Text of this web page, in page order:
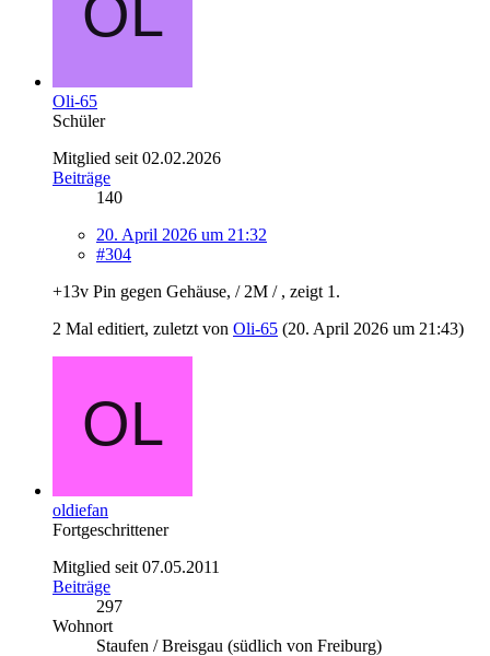
Oli-65
Schüler
Mitglied seit 02.02.2026
Beiträge
140
20. April 2026 um 21:32
#304
+13v Pin gegen Gehäuse, / 2M / , zeigt 1.
2 Mal editiert, zuletzt von Oli-65 (20. April 2026 um 21:43)
oldiefan
Fortgeschrittener
Mitglied seit 07.05.2011
Beiträge
297
Wohnort
Staufen / Breisgau (südlich von Freiburg)